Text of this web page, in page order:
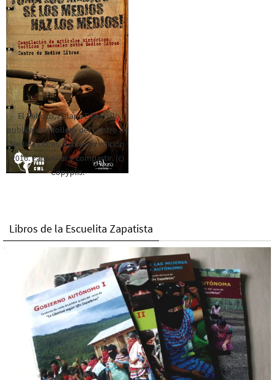
El Rebozo, Palapa Editorial,
publica este folleto del Centro de
Medios Libres. Esta es la edición
2016. Para rolar y compartir. (c)
Copyplis.
Libros de la Escuelita Zapatista